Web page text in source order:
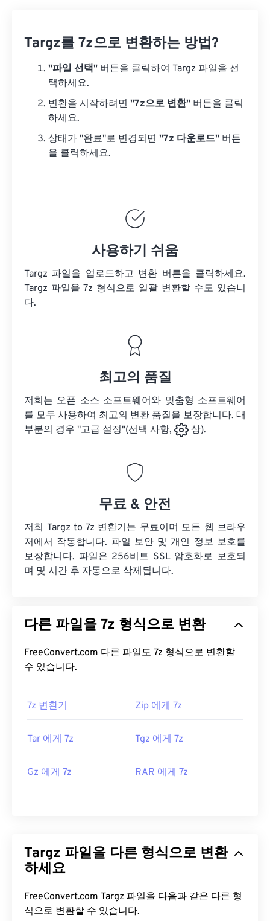
Targz를 7z으로 변환하는 방법?
"파일 선택" 버튼을 클릭하여 Targz 파일을 선
택하세요.
변환을 시작하려면 "7z으로 변환" 버튼을 클릭
하세요.
상태가 "완료"로 변경되면 "7z 다운로드" 버튼
을 클릭하세요.
사용하기 쉬움
Targz 파일을 업로드하고 변환 버튼을 클릭하세요.
Targz 파일을 7z 형식으로 일괄 변환할 수도 있습니
다.
최고의 품질
저희는 오픈 소스 소프트웨어와 맞춤형 소프트웨어
를 모두 사용하여 최고의 변환 품질을 보장합니다. 대
부분의 경우 "고급 설정"(선택 사항,
상).
무료 & 안전
저희 Targz to 7z 변환기는 무료이며 모든 웹 브라우
저에서 작동합니다. 파일 보안 및 개인 정보 보호를
보장합니다. 파일은 256비트 SSL 암호화로 보호되
며 몇 시간 후 자동으로 삭제됩니다.
다른 파일을 7z 형식으로 변환
FreeConvert.com 다른 파일도 7z 형식으로 변환할
수 있습니다.
7z 변환기 Zip 에게 7z
Tar 에게 7z Tgz 에게 7z
Gz 에게 7z RAR 에게 7z
Targz 파일을 다른 형식으로 변환
하세요
FreeConvert.com Targz 파일을 다음과 같은 다른 형
식으로 변환할 수 있습니다.